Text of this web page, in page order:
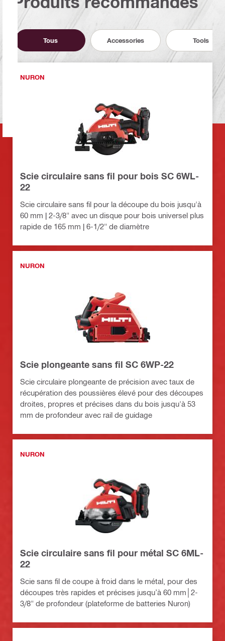
Tous Accessories Tools
NURON
Scie circulaire sans fil pour bois SC 6WL-
22
Scie circulaire sans fil pour la découpe du bois jusqu'à
60 mm | 2-3/8" avec un disque pour bois universel plus
rapide de 165 mm | 6-1/2" de diamètre
NURON
Scie plongeante sans fil SC 6WP-22
Scie circulaire plongeante de précision avec taux de
récupération des poussières élevé pour des découpes
droites, propres et précises dans du bois jusqu'à 53
mm de profondeur avec rail de guidage
NURON
Scie circulaire sans fil pour métal SC 6ML-
22
Scie sans fil de coupe à froid dans le métal, pour des
découpes très rapides et précises jusqu’à 60 mm│2-
3/8" de profondeur (plateforme de batteries Nuron)